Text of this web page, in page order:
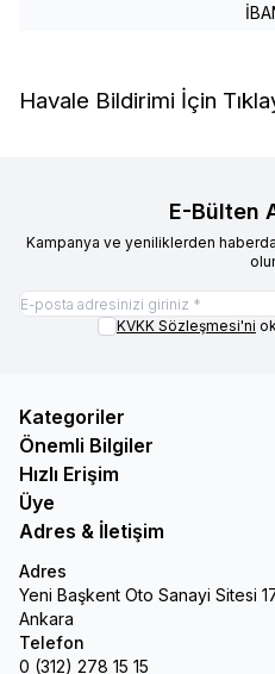
Havale Bildirimi İçin
E-Bülten
Kampanya ve yeniliklerden
KVKK Sözleşmesi'ni
Kategoriler
Önemli Bilgiler
Hızlı Erişim
Üye
Adres & İletişim
Adres
Yeni Başkent Oto Sanayi Sitesi
Ankara
Telefon
0 (312) 278 15 15